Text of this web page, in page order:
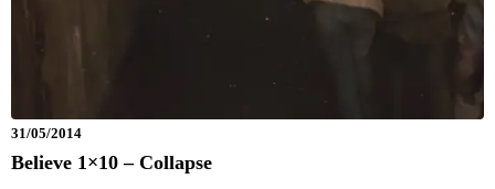
31/05/2014
Believe 1×10 – Collapse